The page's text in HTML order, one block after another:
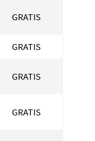
GRATIS
GRATIS
GRATIS
GRATIS